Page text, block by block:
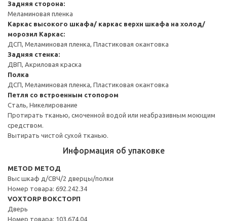
Задняя сторона:
Меламиновая пленка
Каркас высокого шкафа/ каркас верхн шкафа на холод/
морозил Каркас:
ДСП, Меламиновая пленка, Пластиковая окантовка
Задняя стенка:
ДВП, Акриловая краска
Полка
ДСП, Меламиновая пленка, Пластиковая окантовка
Петля со встроенным стопором
Сталь, Никелирование
Протирать тканью, смоченной водой или неабразивным моющим
средством.
Вытирать чистой сухой тканью.
Информация об упаковке
METOD МЕТОД
Выс шкаф д/СВЧ/2 дверцы/полки
Номер товара: 692.242.34
VOXTORP ВОКСТОРП
Дверь
Номер товара: 103.674.04